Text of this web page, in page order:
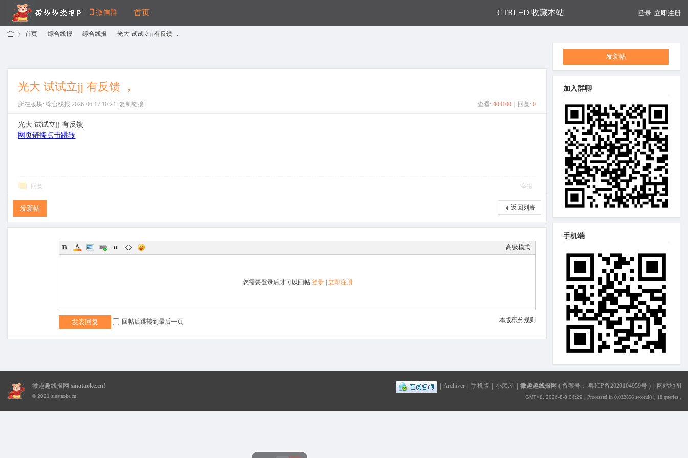
微信群 首页 CTRL+D 收藏本站 登录 立即注册
线
»
首页 综合线报 综合线报 光大 试试立jj 有反馈 ， ​
光大 试试立jj 有反馈 ， ​
所在版块: 综合线报 2026-06-17 10:24 [复制链接] 查看: 404100 回复: 0
光大 试试立jj 有反馈
网页链接点击跳转
回复 举报
返回列表
发新帖
高级模式
您需要登录后才可以回帖 登录| 立即注册
本版积分规则
发表回复 回帖后跳转到最后一页
发新帖
加入群聊
手机端
Archiver 手机版 小黑屋 微趣趣线报网 ( 备案号： 粤ICP备2020104959号) 网站地图
GMT+8, 2026-8-8 04:29 , Processed in 0.032856 second(s), 18 queries .
微趣趣线报网sinataoke.cn!
© 2021sinataoke.cn!